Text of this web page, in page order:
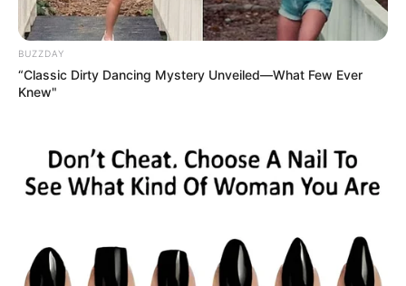
BUZZDAY
“Classic Dirty Dancing Mystery Unveiled—What Few Ever
Knew"